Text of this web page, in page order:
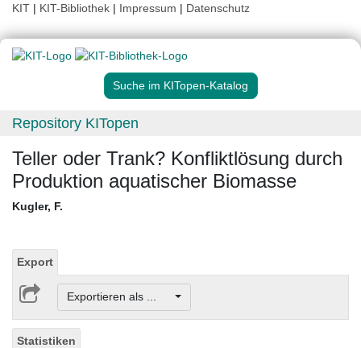
KIT | KIT-Bibliothek | Impressum | Datenschutz
Suche im KITopen-Katalog
Repository KITopen
Teller oder Trank? Konfliktlösung durch
Produktion aquatischer Biomasse
Kugler, F.
Export
Exportieren als ...
Statistiken